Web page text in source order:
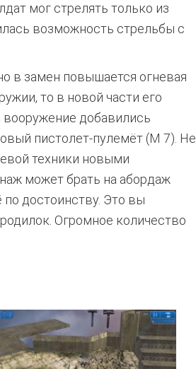
мог стрелять только из
возможность стрельбы с
в замен повышается огневая
то в новой части его
добавились
пистолет-пулемёт (M 7). Не
техники новыми
может брать на абордаж
по достоинству. Это вы
Огромное количество